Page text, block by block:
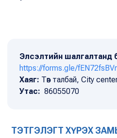
Элсэлтийн шалгалтанд
https://forms.gle/
Хаяг: Төв талбай, City
Утас: 86055070
ТЭТГЭЛЭГТ ХҮРЭХ